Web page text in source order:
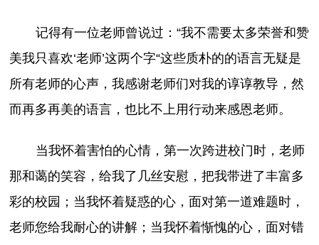
记得有一位老师曾说过：“我不需要太多荣誉和赞
美我只喜欢‘老师’这两个字“这些质朴的的语言无疑是
所有老师的心声，我感谢老师们对我的谆谆教导，然
而再多再美的语言，也比不上用行动来感恩老师。
当我怀着害怕的心情，第一次跨进校门时，老师
那和蔼的笑容，给我了几丝安慰，把我带进了丰富多
彩的校园；当我怀着疑惑的心，面对第一道难题时，
老师您给我耐心的讲解；当我怀着惭愧的心，面对错